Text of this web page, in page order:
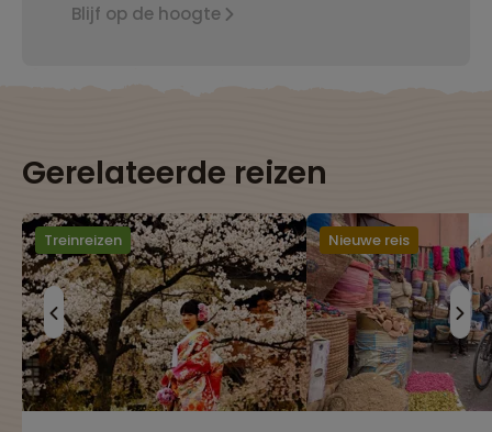
Blijf op de hoogte
Gerelateerde reizen
Treinreizen Nieuwe reis